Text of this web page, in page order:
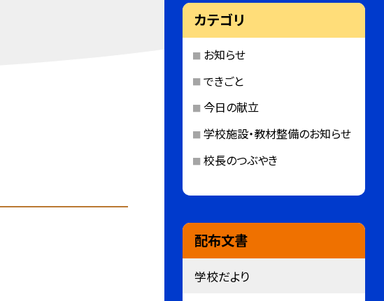
カテゴリ
お知らせ
できごと
今日の献立
学校施設・教材整備のお知らせ
校長のつぶやき
配布文書
学校だより